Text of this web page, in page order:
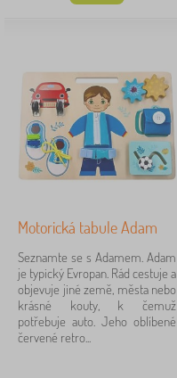
Motorická tabule Adam
Seznamte se s Adamem. Adam
je typický Evropan. Rád cestuje a
objevuje jiné země, města nebo
krásné kouty, k čemuž
potřebuje auto. Jeho oblíbené
červené retro...